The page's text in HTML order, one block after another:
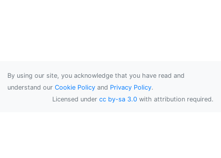
By using our site, you acknowledge that you have read and
understand our Cookie Policy and Privacy Policy.
Licensed under cc by-sa 3.0 with attribution required.